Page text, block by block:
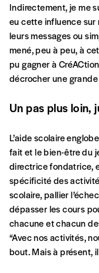
Je
Format
en
Format
Je
Édition
Quantité
Indirectement, je me
eu cette influence sur
leurs messages ou
mené, peu à peu, à
pu gagner à
décrocher une
Un pas plus loin,
L’aide scolaire
fait et le bien-être du
directrice fondatrice,
spécificité des
scolaire, pallier
dépasser les cours
chacune et chacun
“Avec nos activités,
bout. Mais à présent,